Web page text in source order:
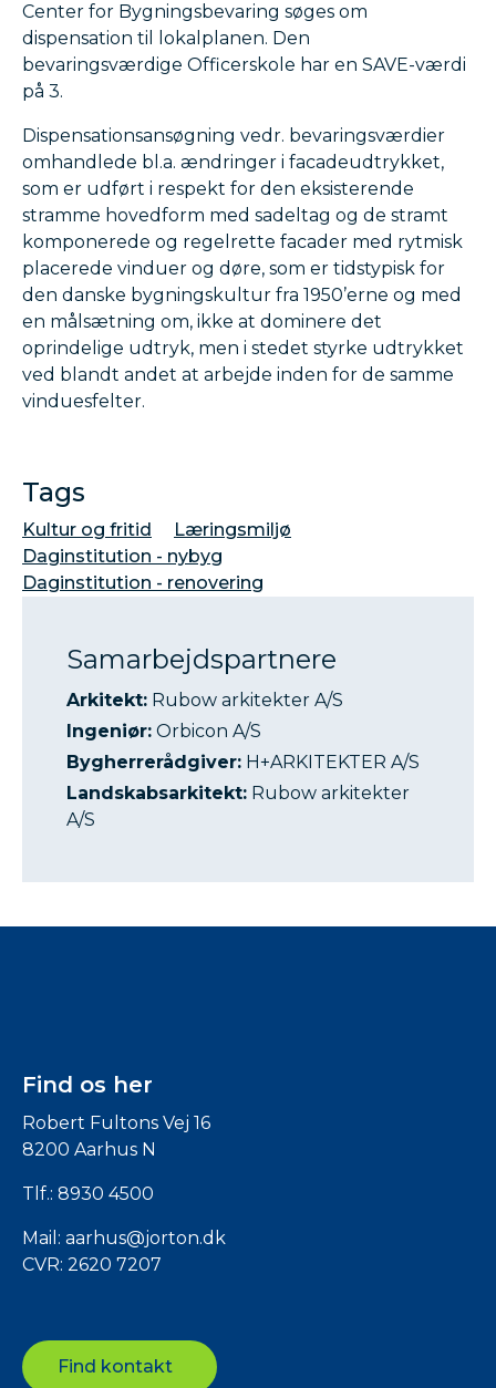
Center for Bygningsbevaring søges om
dispensation til lokalplanen. Den
bevaringsværdige Officerskole har en SAVE-værdi
på 3.
Dispensationsansøgning vedr. bevaringsværdier
omhandlede bl.a. ændringer i facadeudtrykket,
som er udført i respekt for den eksisterende
stramme hovedform med sadeltag og de stramt
komponerede og regelrette facader med rytmisk
placerede vinduer og døre, som er tidstypisk for
den danske bygningskultur fra 1950’erne og med
en målsætning om, ikke at dominere det
oprindelige udtryk, men i stedet styrke udtrykket
ved blandt andet at arbejde inden for de samme
vinduesfelter.
Tags
Kultur og fritid
Læringsmiljø
Daginstitution - nybyg
Daginstitution - renovering
Samarbejdspartnere
Arkitekt: Rubow arkitekter A/S
Ingeniør: Orbicon A/S
Bygherrerådgiver: H+ARKITEKTER A/S
Landskabsarkitekt: Rubow arkitekter
A/S
Find os her
Robert Fultons Vej 16
8200 Aarhus N
Tlf.: 8930 4500
Mail: aarhus@jorton.dk
CVR: 2620 7207
Find kontakt